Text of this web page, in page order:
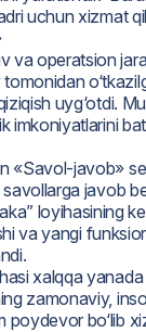
uchun xizmat
va operatsion
uyg‘otdi.
imkoniyatlarini
«Savol-javob»
javob
loyihasining
va yangi
xalqqa
zamonaviy,
poydevor bo‘lib